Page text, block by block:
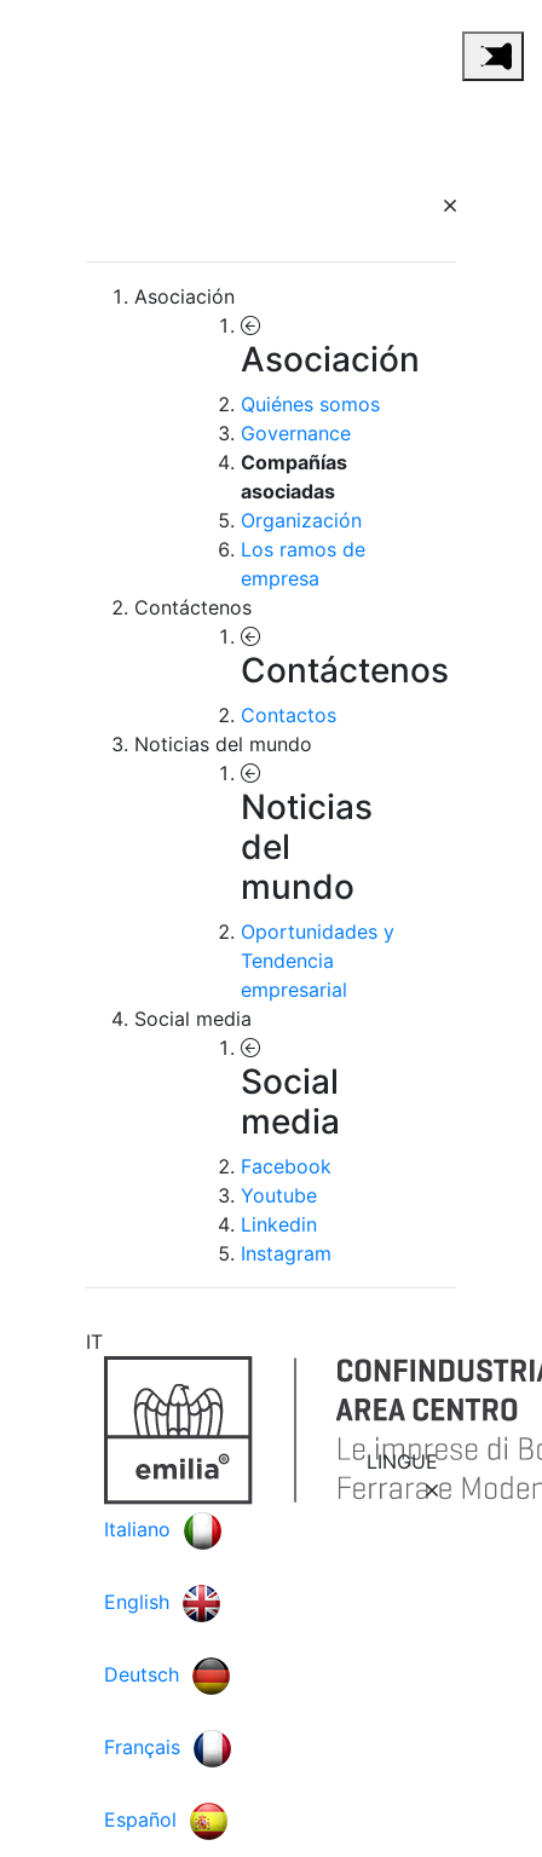
Asociación
Asociación
Quiénes somos
Governance
Compañías
asociadas
Organización
Los ramos de
empresa
Contáctenos
Contáctenos
Contactos
Noticias del mundo
Noticias
del
mundo
Oportunidades y
Tendencia
empresarial
Social media
Social
media
Facebook
Youtube
Linkedin
Instagram
IT
LINGUE
Italiano
English
Deutsch
Français
Español